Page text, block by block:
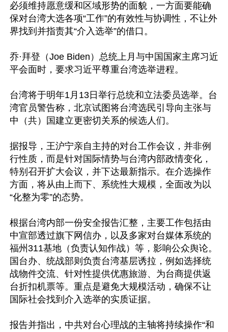
必须维持愿意缓和区域形势的面貌，一方面要能确
保对台湾大选各项“工作”的有效性与协调性，不让外
界找到并指责其“介入选举”的借口。
乔·拜登（Joe Biden）总统上月与中国国家主席习近
平会面时，要求习近平尊重台湾选举进程。
台湾将于明年1月13日举行总统和立法委员选举。台
湾官员警告称，北京试图将台湾选民引导向主张与
中（共）国建立更密切关系的候选人们。
据报导，王沪宁亲自主持的对台工作会议，并非例
行性质，而是针对国际情势与台湾内部政情变化，
特别召开扩大会议，并下达最新指示。在介选操作
方面，将从由上而下、系统性大规模，全面改为以
“化整为零”的态势。
根据台湾内部一份安全报告汇整，主要工作包括由
中宣部透过旗下网信办，以及多家对台媒体系统的
福州311基地（负责认知作战）等，影响公众舆论。
国台办、统战部则负责台湾基层诱拉，例如选择统
战物件交流、针对性提供优惠旅游、为台商提供返
台折扣机票等。重点是避免大规模活动，确保不让
国际社会找到介入选举的实质证据。
报告并指出，中共对台心理战的主轴将持续操作“和